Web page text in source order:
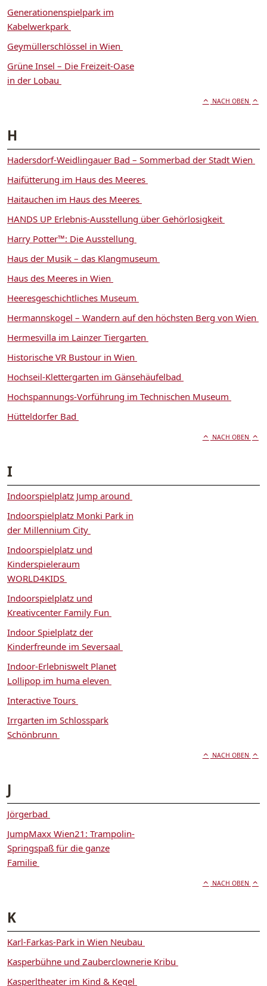
Generationenspielpark im
Kabelwerkpark
Geymüllerschlössel in Wien
Grüne Insel – Die Freizeit-Oase
in der Lobau
NACH OBEN
H
Hadersdorf-Weidlingauer Bad – Sommerbad der Stadt Wien
Haifütterung im Haus des Meeres
Haitauchen im Haus des Meeres
HANDS UP Erlebnis-Ausstellung über Gehörlosigkeit
Harry Potter™: Die Ausstellung
Haus der Musik – das Klangmuseum
Haus des Meeres in Wien
Heeresgeschichtliches Museum
Hermannskogel – Wandern auf den höchsten Berg von Wien
Hermesvilla im Lainzer Tiergarten
Historische VR Bustour in Wien
Hochseil-Klettergarten im Gänsehäufelbad
Hochspannungs-Vorführung im Technischen Museum
Hütteldorfer Bad
NACH OBEN
I
Indoorspielplatz Jump around
Indoorspielplatz Monki Park in
der Millennium City
Indoorspielplatz und
Kinderspieleraum
WORLD4KIDS
Indoorspielplatz und
Kreativcenter Family Fun
Indoor Spielplatz der
Kinderfreunde im Seversaal
Indoor-Erlebniswelt Planet
Lollipop im huma eleven
Interactive Tours
Irrgarten im Schlosspark
Schönbrunn
NACH OBEN
J
Jörgerbad
JumpMaxx Wien21: Trampolin-
Springspaß für die ganze
Familie
NACH OBEN
K
Karl-Farkas-Park in Wien Neubau
Kasperbühne und Zauberclownerie Kribu
Kasperltheater im Kind & Kegel